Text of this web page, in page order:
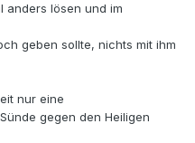
anders lösen und im
geben sollte, nichts mit ihm
nur eine
gegen den Heiligen